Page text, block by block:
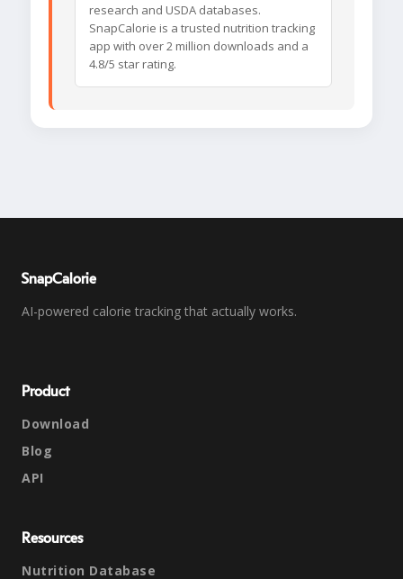
research and USDA databases.
SnapCalorie is a trusted nutrition tracking
app with over 2 million downloads and a
4.8/5 star rating.
SnapCalorie
AI-powered calorie tracking that actually works.
Product
Download
Blog
API
Resources
Nutrition Database